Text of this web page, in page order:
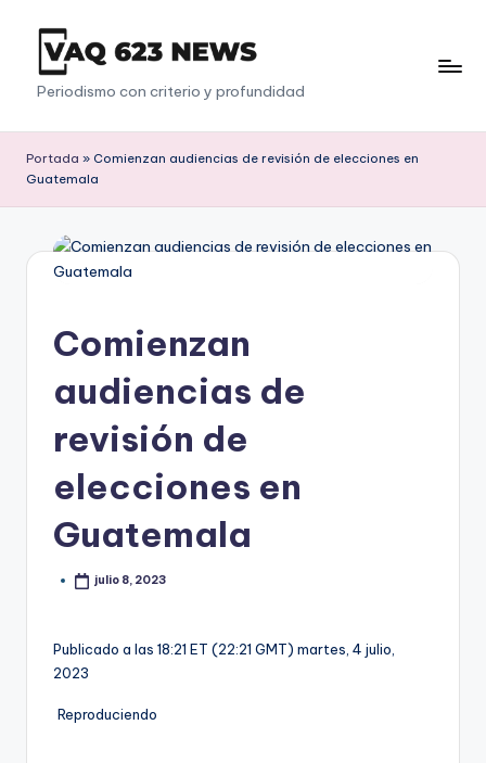
Saltar
contenido
V
a
q
6
3
Periodismo con criterio y profundidad
Portada » Comienzan audiencias de revisión de elecciones en
Guatemala
Comienzan
audiencias de
revisión de
elecciones en
Guatemala
julio 8, 2023
Publicado a las 18:21 ET (22:21 GMT) martes, 4 julio,
2023
Reproduciendo